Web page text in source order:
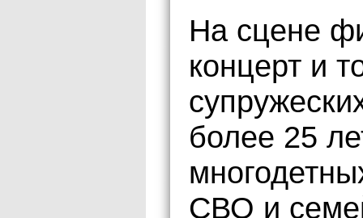
На сцене
концерт и
более 25
СВО и